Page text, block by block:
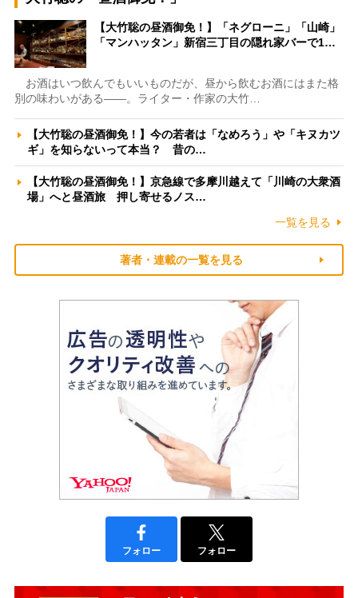
【大竹聡の昼酒御免！】「ネグローニ」「山崎」
「マンハッタン」新宿三丁目の隠れ家バーで1…
お酒はいつ飲んでもいいものだが、昼から飲むお酒にはまた格
別の味わいがある――。ライター・作家の大竹…
【大竹聡の昼酒御免！】今の若者は「なめろう」や「キヌカツ
ギ」を知らないって本当？ 昔の…
【大竹聡の昼酒御免！】京急線で多摩川越えて「川崎の大衆酒
場」へと昼酒旅 押し寄せるノス…
一覧を見る
著者・連載の一覧を見る
フォロー フォロー